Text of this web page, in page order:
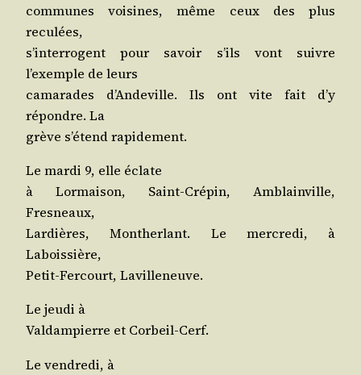
com­munes voi­sines, même ceux des plus
reculées,
s’in­ter­rogent pour savoir s’ils vont suivre
l’exemple de leurs
cama­rades d’An­de­ville. Ils ont vite fait d’y
répondre. La
grève s’é­tend rapidement.
Le mar­di 9, elle éclate
à Lor­mai­son, Saint-Cré­pin, Amblain­ville,
Fresneaux,
Lar­dières, Mon­ther­lant. Le mer­cre­di, à
Laboissière,
Petit-Fer­court, Lavilleneuve.
Le jeu­di à
Val­dam­pierre et Corbeil-Cerf.
Le ven­dre­di, à